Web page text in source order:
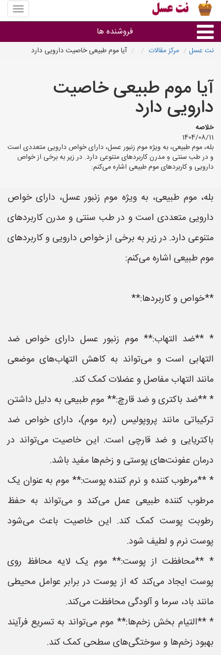
منوی
سایت
عسل
فروشنده ها
استان ها
نت عسل مرکز مقالات آیا موم طبیعی خاصیت دارویی دارد
آیا موم طبیعی خاصیت
دارویی دارد
خلاصه
1404/08/11
بله، موم طبیعی، به ویژه موم زنبور عسل، دارای خواص دارویی متعددی است
و در طب سنتی و مدرن کاربردهای متنوعی دارد. در زیر به برخی از خواص
دارویی و کاربردهای موم طبیعی اشاره می‌کنم:
بله، موم طبیعی، به ویژه موم زنبور عسل، دارای خواص
دارویی متعددی است و در طب سنتی و مدرن کاربردهای
متنوعی دارد. در زیر به برخی از خواص دارویی و کاربردهای
موم طبیعی اشاره می‌کنم:
**خواص و کاربردها:**
* **ضد التهاب:** موم زنبور عسل دارای خواص ضد
التهابی است و می‌تواند به کاهش التهاب‌های موضعی
مانند التهاب مفاصل و عضلات کمک کند.
* **ضد باکتری و ضد قارچ:** موم طبیعی به دلیل داشتن
ترکیباتی مانند پروپولیس (بره موم)، دارای خواص ضد
باکتریایی و ضد قارچی است. این خاصیت می‌تواند در
درمان عفونت‌های پوستی و زخم‌ها مفید باشد.
* **مرطوب کننده و نرم کننده پوست:** موم به عنوان یک
مرطوب کننده طبیعی عمل می‌کند و می‌تواند به حفظ
رطوبت پوست کمک کند. این خاصیت باعث می‌شود
پوست نرم و لطیف شود.
* **محافظت از پوست:** موم یک لایه محافظ روی
پوست ایجاد می‌کند که از پوست در برابر عوامل محیطی
مانند باد، سرما و آلودگی محافظت می‌کند.
* **التیام بخش زخم‌ها:** موم می‌تواند به تسریع فرآیند
بهبود زخم‌ها و سوختگی‌های سطحی کمک کند.